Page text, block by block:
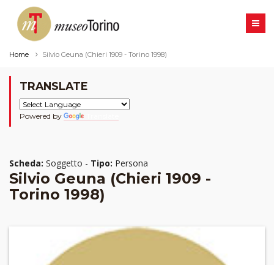
Home Silvio Geuna (Chieri 1909 - Torino 1998)
TRANSLATE
Powered by
Scheda: Soggetto - Tipo: Persona
Silvio Geuna (Chieri 1909 -
Torino 1998)